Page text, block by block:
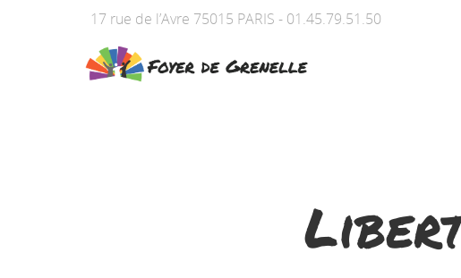
17 rue de l’Avre 75015 PARIS - 01.45.79.51.50